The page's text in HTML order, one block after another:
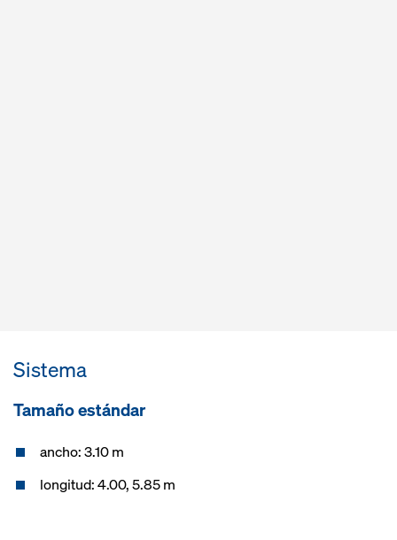
Sistema
Tamaño estándar
ancho: 3.10 m
longitud: 4.00, 5.85 m